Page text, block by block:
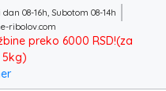
08-16h, Subotom 08-14h
ribolov.com
preko 6000 RSD!(za